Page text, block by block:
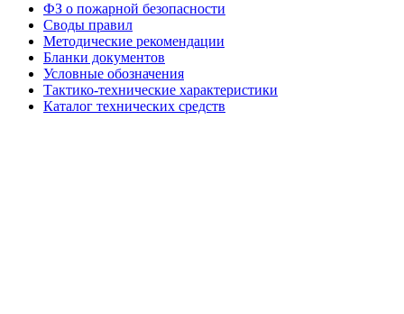
ФЗ о пожарной безопасности
Своды правил
Методические рекомендации
Бланки документов
Условные обозначения
Тактико-технические характеристики
Каталог технических средств